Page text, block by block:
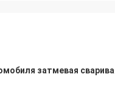
затмевая